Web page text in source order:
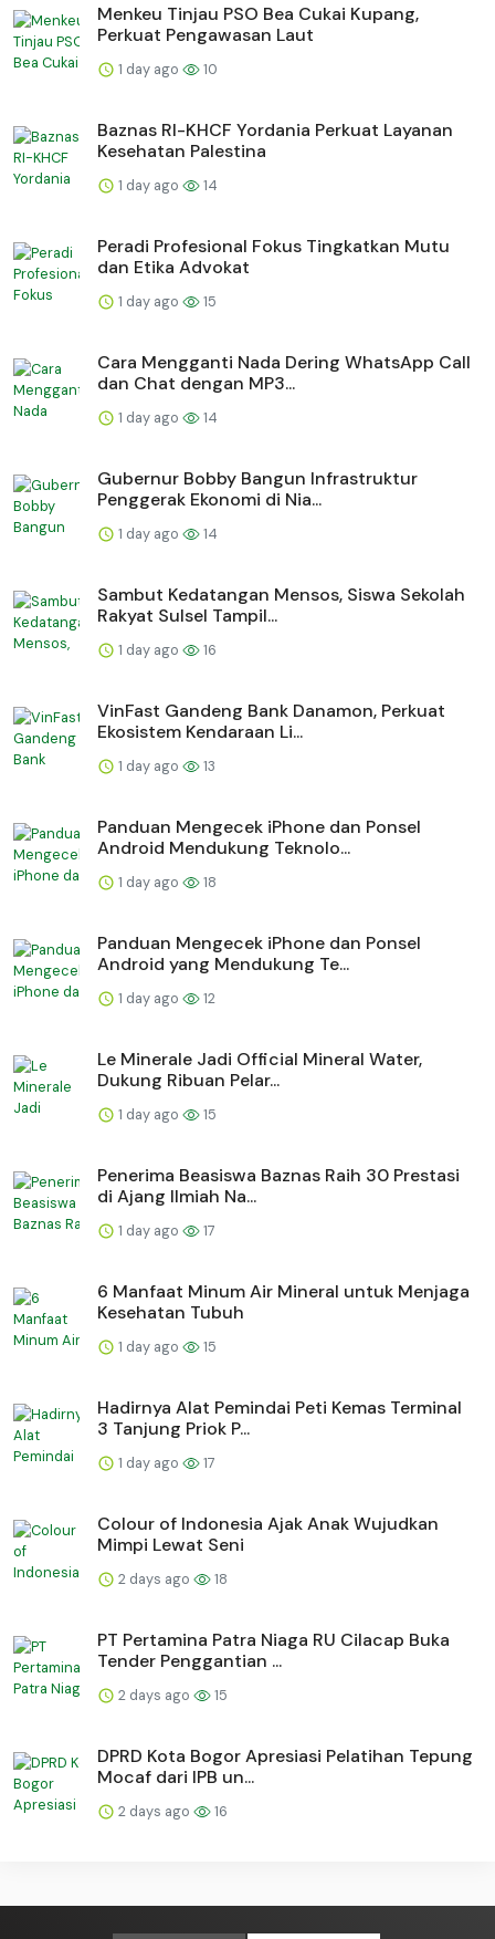
Menkeu Tinjau PSO Bea Cukai Kupang,
Perkuat Pengawasan Laut
1 day ago 10
Baznas RI-KHCF Yordania Perkuat Layanan
Kesehatan Palestina
1 day ago 14
Peradi Profesional Fokus Tingkatkan Mutu
dan Etika Advokat
1 day ago 15
Cara Mengganti Nada Dering WhatsApp Call
dan Chat dengan MP3...
1 day ago 14
Gubernur Bobby Bangun Infrastruktur
Penggerak Ekonomi di Nia...
1 day ago 14
Sambut Kedatangan Mensos, Siswa Sekolah
Rakyat Sulsel Tampil...
1 day ago 16
VinFast Gandeng Bank Danamon, Perkuat
Ekosistem Kendaraan Li...
1 day ago 13
Panduan Mengecek iPhone dan Ponsel
Android Mendukung Teknolo...
1 day ago 18
Panduan Mengecek iPhone dan Ponsel
Android yang Mendukung Te...
1 day ago 12
Le Minerale Jadi Official Mineral Water,
Dukung Ribuan Pelar...
1 day ago 15
Penerima Beasiswa Baznas Raih 30 Prestasi
di Ajang Ilmiah Na...
1 day ago 17
6 Manfaat Minum Air Mineral untuk Menjaga
Kesehatan Tubuh
1 day ago 15
Hadirnya Alat Pemindai Peti Kemas Terminal
3 Tanjung Priok P...
1 day ago 17
Colour of Indonesia Ajak Anak Wujudkan
Mimpi Lewat Seni
2 days ago 18
PT Pertamina Patra Niaga RU Cilacap Buka
Tender Penggantian ...
2 days ago 15
DPRD Kota Bogor Apresiasi Pelatihan Tepung
Mocaf dari IPB un...
2 days ago 16